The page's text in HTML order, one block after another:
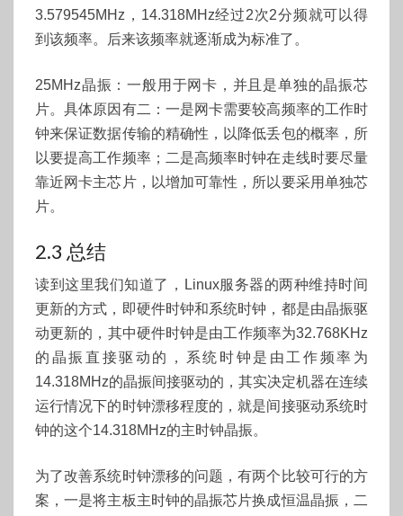
3.579545MHz，14.318MHz经过2次2分频就可以得
到该频率。后来该频率就逐渐成为标准了。
25MHz晶振：一般用于网卡，并且是单独的晶振芯
片。具体原因有二：一是网卡需要较高频率的工作时
钟来保证数据传输的精确性，以降低丢包的概率，所
以要提高工作频率；二是高频率时钟在走线时要尽量
靠近网卡主芯片，以增加可靠性，所以要采用单独芯
片。
2.3 总结
读到这里我们知道了，Linux服务器的两种维持时间
更新的方式，即硬件时钟和系统时钟，都是由晶振驱
动更新的，其中硬件时钟是由工作频率为32.768KHz
的晶振直接驱动的，系统时钟是由工作频率为
14.318MHz的晶振间接驱动的，其实决定机器在连续
运行情况下的时钟漂移程度的，就是间接驱动系统时
钟的这个14.318MHz的主时钟晶振。
为了改善系统时钟漂移的问题，有两个比较可行的方
案，一是将主板主时钟的晶振芯片换成恒温晶振，二